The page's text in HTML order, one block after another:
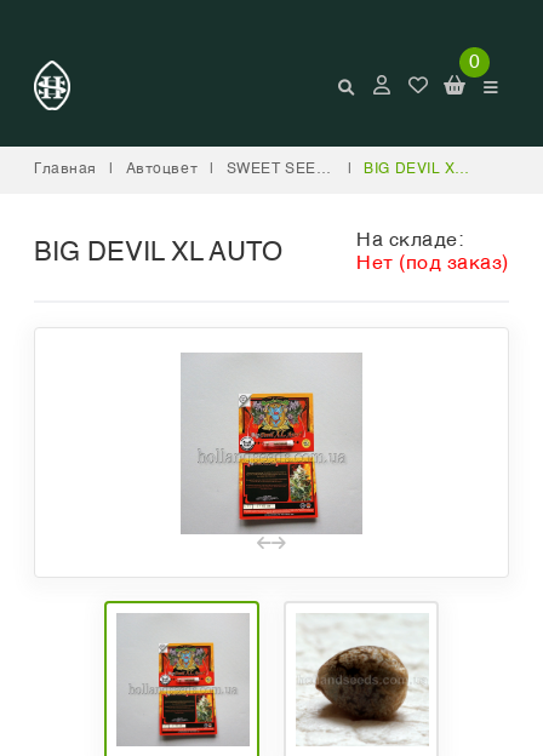
0
Главная Автоцвет SWEET SEEDS BIG DEVIL XL AUTO
BIG DEVIL XL AUTO
На складе:
Нет (под заказ)